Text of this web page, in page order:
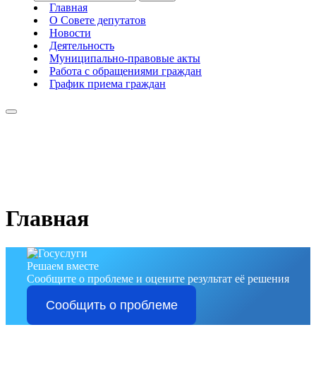
Главная
О Совете депутатов
Новости
Деятельность
Муниципально-правовые акты
Работа с обращениями граждан
График приема граждан
Главная
Решаем вместе
Сообщите о проблеме и оцените результат её решения
Сообщить о проблеме